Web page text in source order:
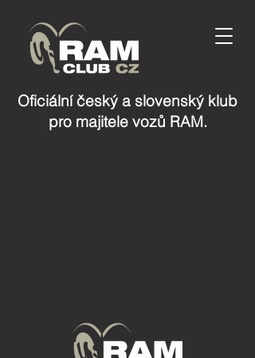
Oficiální český a slovenský klub
pro majitele vozů RAM.